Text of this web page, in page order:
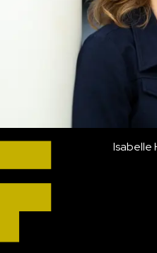
Isabelle